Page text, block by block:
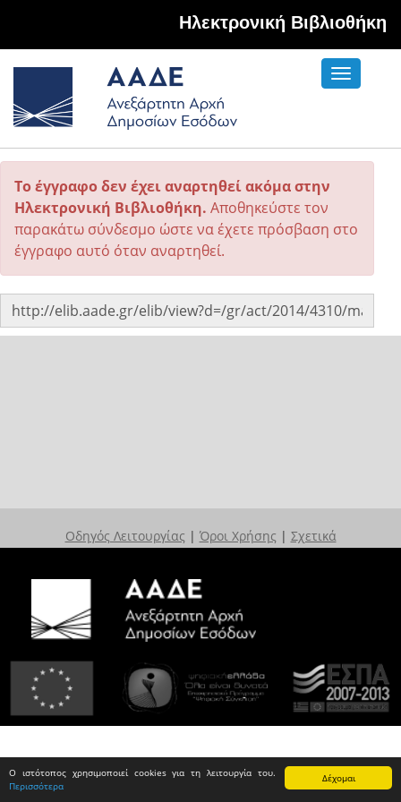
Δέχομαι
Ο ιστότοπος χρησιμοποιεί cookies για τη λειτουργία του.
Περισσότερα
Hλεκτρονική Βιβλιοθήκη
Toggle
Το έγγραφο δεν έχει αναρτηθεί ακόμα στην
Ηλεκτρονική Βιβλιοθήκη. Αποθηκεύστε τον
παρακάτω σύνδεσμο ώστε να έχετε πρόσβαση στο
έγγραφο αυτό όταν αναρτηθεί.
Οδηγός Λειτουργίας | Όροι Χρήσης | Σχετικά